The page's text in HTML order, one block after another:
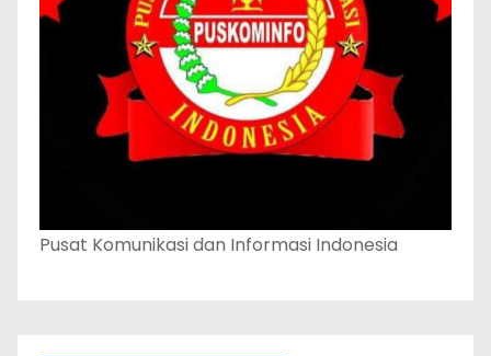
Pusat Komunikasi dan Informasi Indonesia